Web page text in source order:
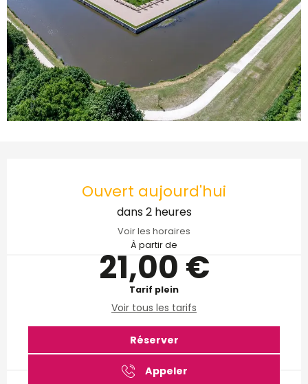
Ouvert aujourd'hui
dans 2 heures
Voir les horaires
À partir de
21,00 €
Tarif plein
Voir tous les tarifs
Réserver
Appeler